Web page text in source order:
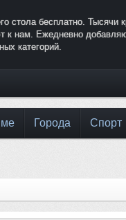
стола бесплатно. Тысячи
к нам. Ежедневно
категорий.
Города Спорт